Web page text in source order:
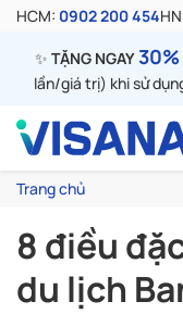
HCM: 0902 200 454
✨ TẶNG NGAY30%
lần/giá trị) khi sử
Trang chủ
8 điều
du lịch